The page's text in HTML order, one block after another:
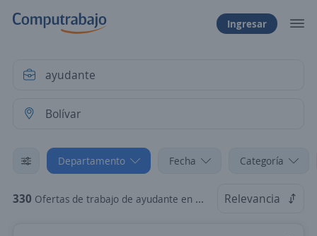
Ingresar
Departamento Fecha Categoría
330 Ofertas de trabajo de ayudante en Bolívar Relevancia